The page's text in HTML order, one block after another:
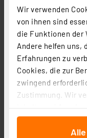
Wir verwenden
von ihnen sind
die Funktionen der
Andere helfen uns,
Erfahrungen zu
Cookies, die zur
zwingend
Zustimmung. Wir
für soziale Medien
auf unsere
unterscheidet man
zwischen dem Fi
Die komfortablen
Zusatztechnikan:
B. für die
Solarstrom-